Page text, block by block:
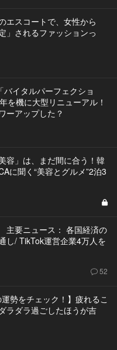
エスコートで、女性から
」されるファッションっ
バイタルパーフェクショ
を機に大型リニューアル！
ーアップした？
容」は、まだ間に合う！韓
に聞く“美容とグルメ”2泊3
主要ニュース： 各国経済の
し/ TikTok運営企業4万人を
52
運勢をチェック！】疲れるこ
ラダラ過ごしたほうが吉